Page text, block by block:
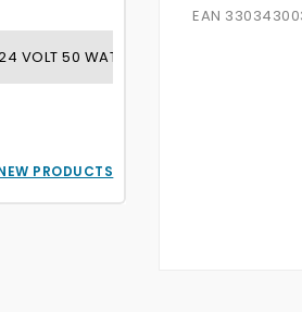
VOLT 50 WATT / 45 WATT ATTACCO
PRODUCTS
EAN